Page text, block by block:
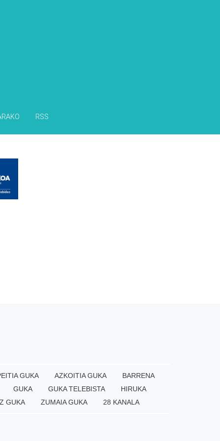
RSS
GUKA AZKOITIA GUKA
BARRENA
GUKA
GUKA TELEBISTA
HIRUKA
GUKA
ZUMAIA GUKA 28 KANALA